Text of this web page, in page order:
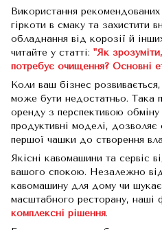
Використання
гіркоти в смаку та захистити
обладнання від корозії й
читайте у статті: "Як
потребує очищення? Основні
Коли ваш бізнес
може бути недостатньо. Така
оренду з перспективою
продуктивні моделі, дозволяє
першої чашки до створення
Якісні кавомашини та сервіс
вашого спокою. Незалежно
кавомашину для дому чи
масштабного ресторану, наші
комплексні рішення.